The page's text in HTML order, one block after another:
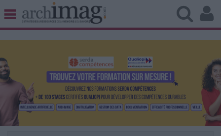
BIBLIOTHÈQUE ÉDITION
UNIVERS DATA
TRAVAIL COLLABORATIF
VIE NUMÉRIQUE
NUMÉRIQUE RESPONSABLE